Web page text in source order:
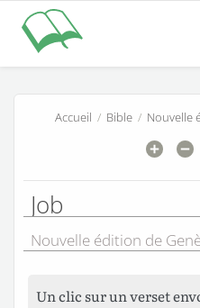
Accueil / Bible / Nouvelle
Job
Nouvelle édition de
Un clic sur un verset